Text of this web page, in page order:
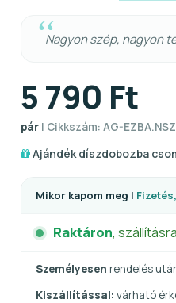
Nagyon szép, nagyon
5 790 Ft
pár | Cikkszám: AG-
Ajándék díszdobozba
Mikor kapom meg |
Raktáron,
Személyesen rendelés
Kiszállítással: várható